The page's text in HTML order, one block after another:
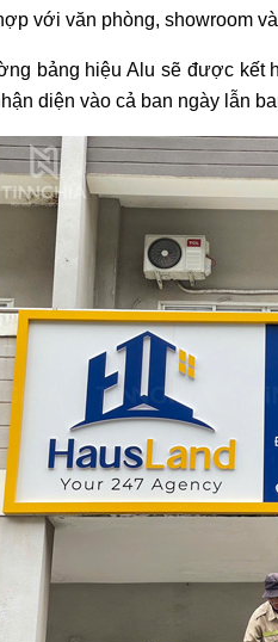
với văn phòng, showroom
bảng hiệu Alu sẽ được kết
diện vào cả ban ngày lẫn